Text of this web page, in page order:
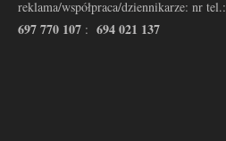
reklama/współpraca/dziennikarze: nr tel.:
697 770 107 : 694 021 137